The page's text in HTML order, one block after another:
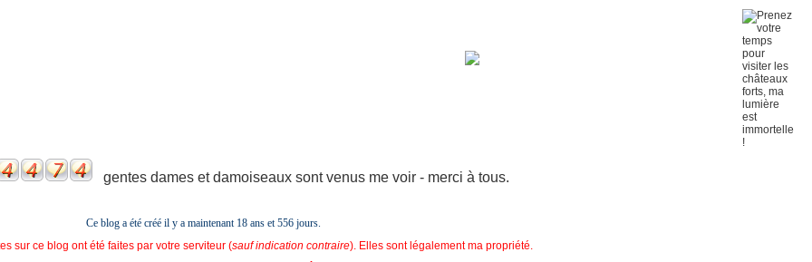
gentes dames et damoiseaux sont venus me voir - merci à tous.
Ce blog a été créé il y a maintenant 18 ans et556 jours.
sur ce blog ont été faites par votre serviteur (sauf indication contraire). Elles sont légalement ma propriété.